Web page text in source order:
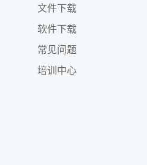
文件下载
软件下载
常见问题
培训中心